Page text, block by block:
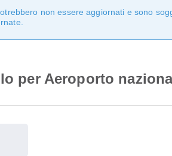
non essere aggiornati e sono
per Aeroporto